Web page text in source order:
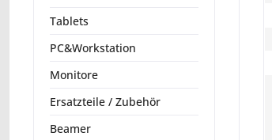
Tablets
PC&Workstation
Monitore
Ersatzteile / Zubehör
Beamer